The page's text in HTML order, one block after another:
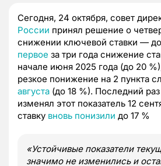
Сегодня, 24 октября, совет
России принял решение о
снижении ключевой ставки —
первое за три года снижение
начале июня 2025 года (до 20
резкое понижение на 2 пункта
августа (до 18 %). Последний
изменял этот показатель 12
ставку вновь понизили до 17 %
«Устойчивые показатели
значимо не изменились и